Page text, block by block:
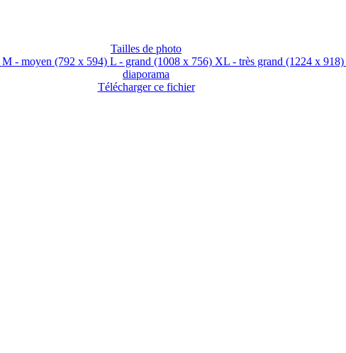
Tailles de photo
M - moyen (792 x 594) L - grand (1008 x 756) XL - très grand (1224 x 918)
diaporama
Télécharger ce fichier